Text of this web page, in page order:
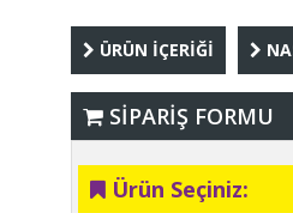
ÜRÜN İÇERİĞİ
SİPARİŞ FORMU
Ürün Seçiniz: